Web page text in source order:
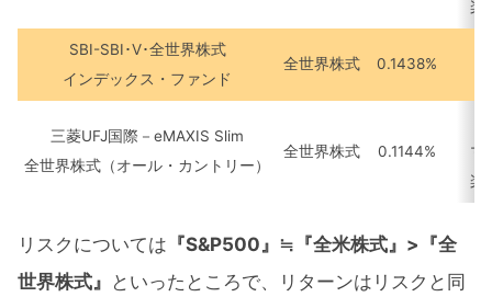
楽
SBI-SBI･V･全世界株式
インデックス・ファンド
全世界株式 0.1438%
三菱UFJ国際－eMAXIS Slim
全世界株式（オール・カントリー）
全世界株式 0.1144%
マ
楽
リスクについては 『S&P500』≒『全米株式』>『全
世界株式』 といったところで、リターンはリスクと同